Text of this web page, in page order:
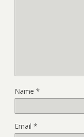
Name *
Email *